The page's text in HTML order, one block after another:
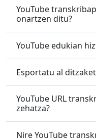
YouTube
onartzen ditu?
YouTube edukian
Esportatu al
YouTube URL
zehatza?
Nire YouTube